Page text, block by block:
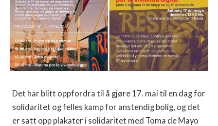
Det har blitt oppfordra til å gjøre 17. mai til en dag for
solidaritet og felles kamp for anstendig bolig, og det
er satt opp plakater i solidaritet med Toma de Mayo